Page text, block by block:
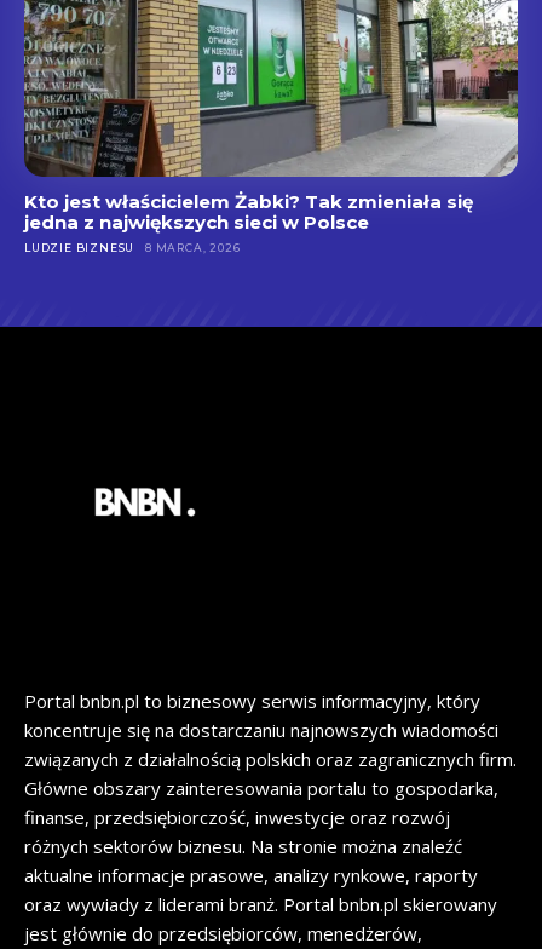
Kto jest właścicielem Żabki? Tak zmieniała się
jedna z największych sieci w Polsce
LUDZIE BIZNESU 8 MARCA, 2026
Portal bnbn.pl to biznesowy serwis informacyjny, który
koncentruje się na dostarczaniu najnowszych wiadomości
związanych z działalnością polskich oraz zagranicznych firm.
Główne obszary zainteresowania portalu to gospodarka,
finanse, przedsiębiorczość, inwestycje oraz rozwój
różnych sektorów biznesu. Na stronie można znaleźć
aktualne informacje prasowe, analizy rynkowe, raporty
oraz wywiady z liderami branż. Portal bnbn.pl skierowany
jest głównie do przedsiębiorców, menedżerów,